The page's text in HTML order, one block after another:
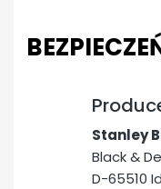
Stanley
Black &
D-65510